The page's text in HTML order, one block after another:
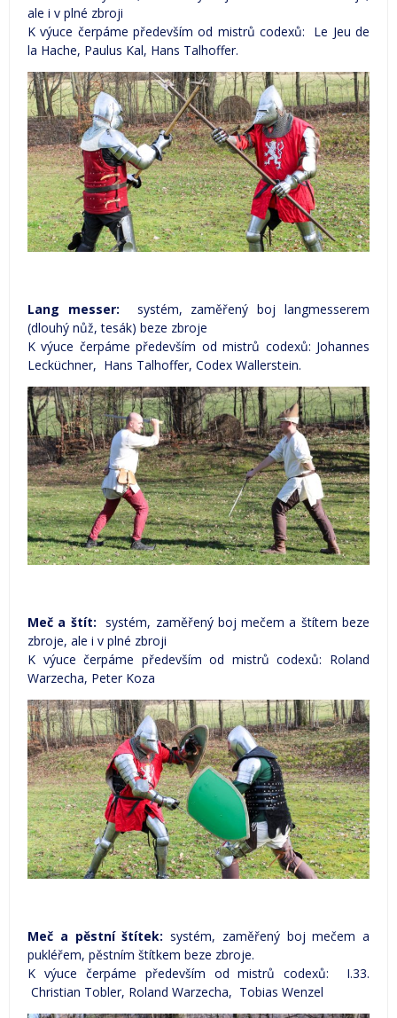
ale i v plné zbroji
K výuce čerpáme především od mistrů codexů: Le Jeu de
la Hache, Paulus Kal, Hans Talhoffer.
Lang messer: systém, zaměřený boj langmesserem
(dlouhý nůž, tesák) beze zbroje
K výuce čerpáme především od mistrů codexů: Johannes
Lecküchner, Hans Talhoffer, Codex Wallerstein.
Meč a štít: systém, zaměřený boj mečem a štítem beze
zbroje, ale i v plné zbroji
K výuce čerpáme především od mistrů codexů: Roland
Warzecha, Peter Koza
Meč a pěstní štítek: systém, zaměřený boj mečem a
pukléřem, pěstním štítkem beze zbroje.
K výuce čerpáme především od mistrů codexů: I.33.
Christian Tobler, Roland Warzecha, Tobias Wenzel